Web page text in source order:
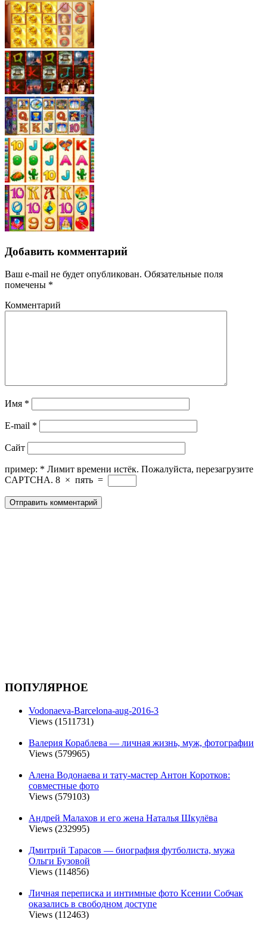
Добавить комментарий
Ваш e-mail не будет опубликован. Обязательные поля
помечены *
Комментарий
Имя *
E-mail *
Сайт
пример: * Лимит времени истёк. Пожалуйста, перезагрузите
CAPTCHA. 8 × пять =
ПОПУЛЯРНОЕ
Vodonaeva-Barcelona-aug-2016-3
Views (1511731)
Валерия Кораблева — личная жизнь, муж, фотографии
Views (579965)
Алена Водонаева и тату-мастер Антон Коротков:
совместные фото
Views (579103)
Андрей Малахов и его жена Наталья Шкулёва
Views (232995)
Дмитрий Тарасов — биография футболиста, мужа
Ольги Бузовой
Views (114856)
Личная переписка и интимные фото Ксении Собчак
оказались в свободном доступе
Views (112463)